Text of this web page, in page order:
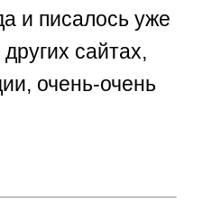
и писалось уже
сайтах,
очень-очень